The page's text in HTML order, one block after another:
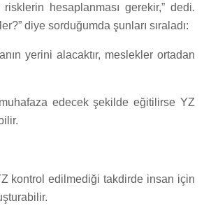
hesaplanması gerekir,” dedi.
diye sorduğumda şunları sıraladı:
yerini alacaktır, meslekler ortadan
edecek şekilde eğitilirse YZ
kontrol edilmediği takdirde insan için